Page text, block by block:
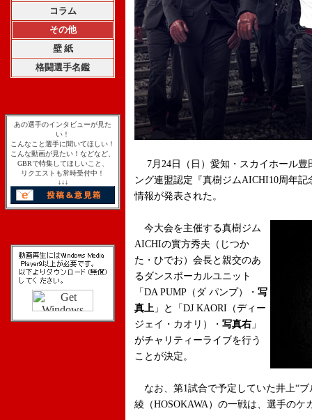
コラム
その他
壁 紙
格闘選手名鑑
あの選手のインタビューが見た
い！
こんなこと選手に聞いてほしい！
こんな動画が見たい！などなど、
GBRで特集してほしいこと、
リクエストも常時受付中！
↓↓↓
7月24日（日）愛知・スカイホール豊
ング連盟認定『真樹ジムAICHI10周年記
情報が発表された。
今大会を主催する真樹ジム
AICHIの實方秀夫（じつか
た・ひでお）会長と親交のあ
るダンスボーカルユニット
「DA PUMP（ダ パンプ）・ 写
真上 」と「DJ KAORI（ディー
ジェイ・カオリ）・ 写真右 」
がチャリティーライブを行う
ことが決定。
なお、第1試合で予定していた井上“
綾（HOSOKAWA）の一戦は、選手のケ